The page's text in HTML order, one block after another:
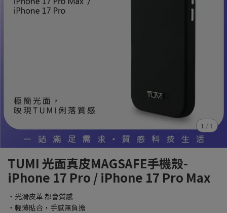
1 / 1
TUMI 光面真皮MAGSAFE手機殼-
iPhone 17 Pro / iPhone 17 Pro Max
・光滑皮革 都會質感
・輕薄貼合，手感無負擔